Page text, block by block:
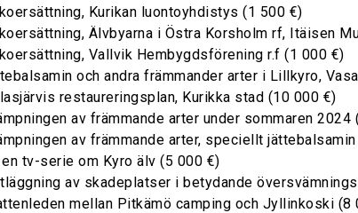
Kurikan luontoyhdistys (1 500 €)
Älvbyarna i Östra Korsholm rf, Itäisen
Vallvik Hembygdsförening r.f (1 000 €)
och andra främmander arter i Lillkyro,
restaureringsplan, Kurikka stad (10 000 €)
av främmande arter under sommaren 2024
av främmande arter, speciellt
tv-serie om Kyro älv (5 000 €)
av skadeplatser i betydande
mellan Pitkämö camping och Jyllinkoski (8